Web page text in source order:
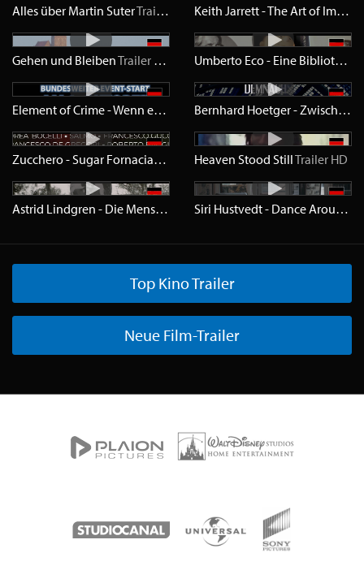
Alles über Martin SuterTrailer Keith Jarrett - The Art of Improvisation
Gehen und BleibenTrailer HD Umberto Eco - Eine Bibliothek der Welt
Element of Crime - Wenn es dunkel und kalt wird in Berlin Trailer
Bernhard Hoetger - Zwischen den Welten
Zucchero - Sugar FornaciariTrailerHD
Heaven Stood StillTrailer HD
Astrid Lindgren - Die Menschheit hat den Verstand verloren Trailer
Siri Hustvedt - Dance Around Yourself
Top Kino Trailer
Neue Film-Trailer